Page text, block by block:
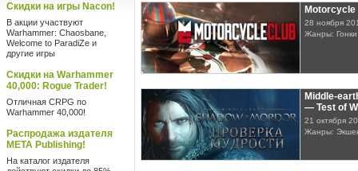
Скидки на игры Nacon!
В акции участвуют
Warhammer: Chaosbane,
Welcome to ParadiZe и
другие игры
Скидки на Warhammer
40,000: Rogue Trader!
Отличная CRPG по
Warhammer 40,000!
Распродажа издателя
META Publishing!
На каталог издателя
Motorcycle
28 ноября
Жанры: Гонки
Middle-
— Test of
21 октября
Жанры: